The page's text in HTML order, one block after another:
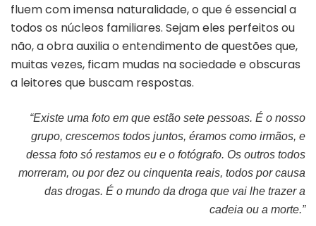
fluem com imensa naturalidade, o que é essencial a
todos os núcleos familiares. Sejam eles perfeitos ou
não, a obra auxilia o entendimento de questões que,
muitas vezes, ficam mudas na sociedade e obscuras
a leitores que buscam respostas.
“Existe uma foto em que estão sete pessoas. É o nosso
grupo, crescemos todos juntos, éramos como irmãos, e
dessa foto só restamos eu e o fotógrafo. Os outros todos
morreram, ou por dez ou cinquenta reais, todos por causa
das drogas. É o mundo da droga que vai lhe trazer a
cadeia ou a morte.”